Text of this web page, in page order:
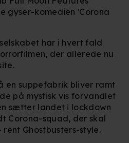
gyser-komedien 'Corona
har i hvert fald
der allerede nu
en suppefabrik bliver ramt
på mystisk vis forvandlet
sætter landet i lockdown
Corona-squad, der skal
Ghostbusters-style.